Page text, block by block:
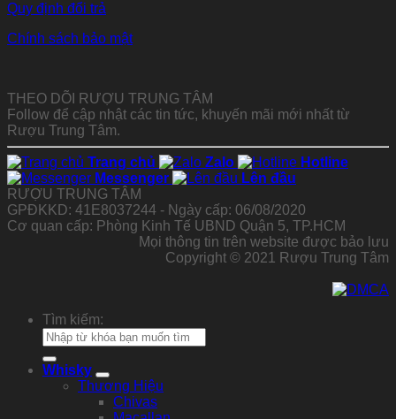
Quy định đổi trả
Chính sách bảo mật
THEO DÕI RƯỢU TRUNG TÂM
Follow để cập nhật các tin tức, khuyến mãi mới nhất từ
Rượu Trung Tâm.
Trang chủ Zalo
Hotline
Messenger
Lên đầu
RƯỢU TRUNG TÂM
GPĐKKD: 41E8037244 - Ngày cấp: 06/08/2020
Cơ quan cấp: Phòng Kinh Tế UBND Quận 5, TP.HCM
Mọi thông tin trên website được bảo lưu
Copyright © 2021 Rượu Trung Tâm
Tìm kiếm:
Whisky
Thương Hiệu
Chivas